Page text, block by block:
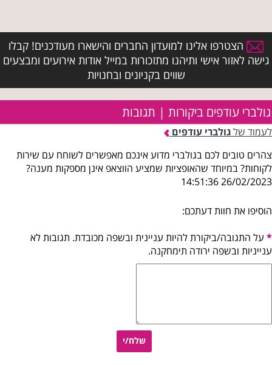
הצטרפו אלינו למועדון החברים והישארו מעודכנים! קבלו
גישה לאזור אישי ותיהנו מתזכורות במייל אודות אירועים ומבצעים
שווים בקניונים ובחנויות
גולברי עודפים ביקורות | תגובות
לעמוד שלגולברי עודפים
צהרים טובים לכם בגולברי מדוע אינכם מאפשרים לשוחח עם שירות
לקוחות? במיוחד שהאופציות שמציע הווצאפ אינן מספקות מענה?
26/02/2023 14:51:36
הוסיפו את חוות דעתכם:
* על התגובה/ביקורת להיות עניינית ובשפה מכובדת. תגובות לא
ענייניות ובשפה ירודה תימחקנה.
שלח/י